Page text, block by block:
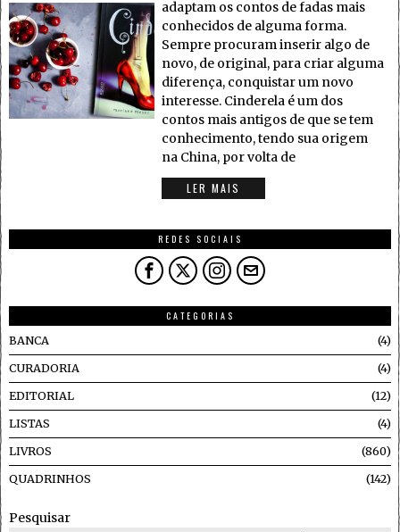
adaptam os contos de fadas mais
conhecidos de alguma forma.
Sempre procuram inserir algo de
novo, de original, para criar alguma
diferença, conquistar um novo
interesse. Cinderela é um dos
contos mais antigos de que se tem
conhecimento, tendo sua origem
na China, por volta de
LER MAIS
REDES SOCIAIS
CATEGORIAS
BANCA
4
CURADORIA 4
EDITORIAL 12
LISTAS 4
LIVROS 860
QUADRINHOS 142
Pesquisar